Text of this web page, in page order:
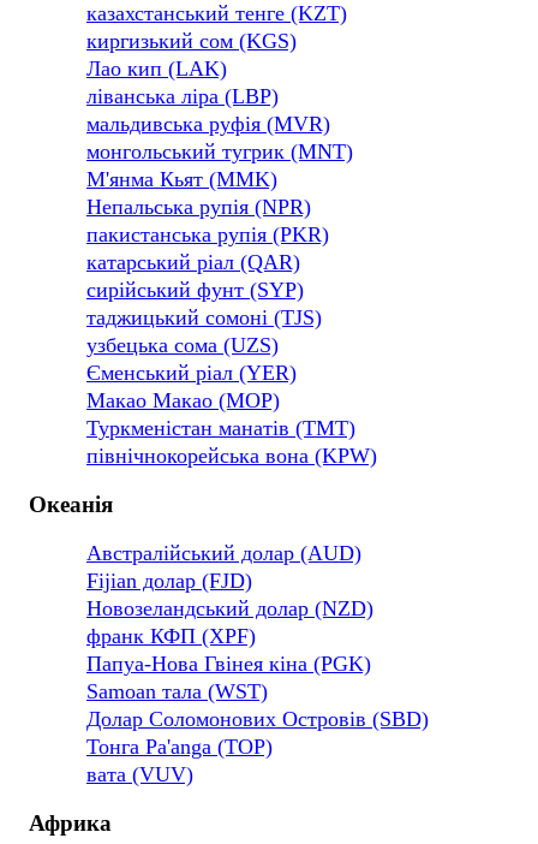
казахстанський тенге (KZT)
киргизький сом (KGS)
Лао кип (LAK)
ліванська ліра (LBP)
мальдивська руфія (MVR)
монгольський тугрик (MNT)
М'янма Кьят (MMK)
Непальська рупія (NPR)
пакистанська рупія (PKR)
катарський ріал (QAR)
сирійський фунт (SYP)
таджицький сомоні (TJS)
узбецька сома (UZS)
Єменський ріал (YER)
Макао Макао (MOP)
Туркменістан манатів (TMT)
північнокорейська вона (KPW)
Океанія
Австралійський долар (AUD)
Fijian долар (FJD)
Новозеландський долар (NZD)
франк КФП (XPF)
Папуа-Нова Гвінея кіна (PGK)
Samoan тала (WST)
Долар Соломонових Островів (SBD)
Тонга Pa'anga (TOP)
вата (VUV)
Африка